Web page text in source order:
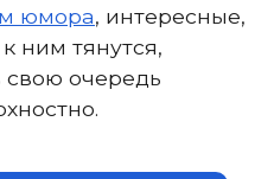
юмора, интересные,
ним тянутся,
свою очередь